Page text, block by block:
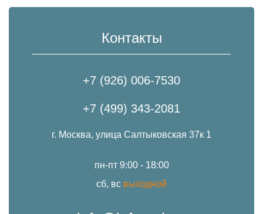
Контакты
+7 (926) 006-7530
+7 (499) 343-2081
г. Москва, улица Салтыковская 37к 1
пн-пт 9:00 - 18:00
сб, вс выходной